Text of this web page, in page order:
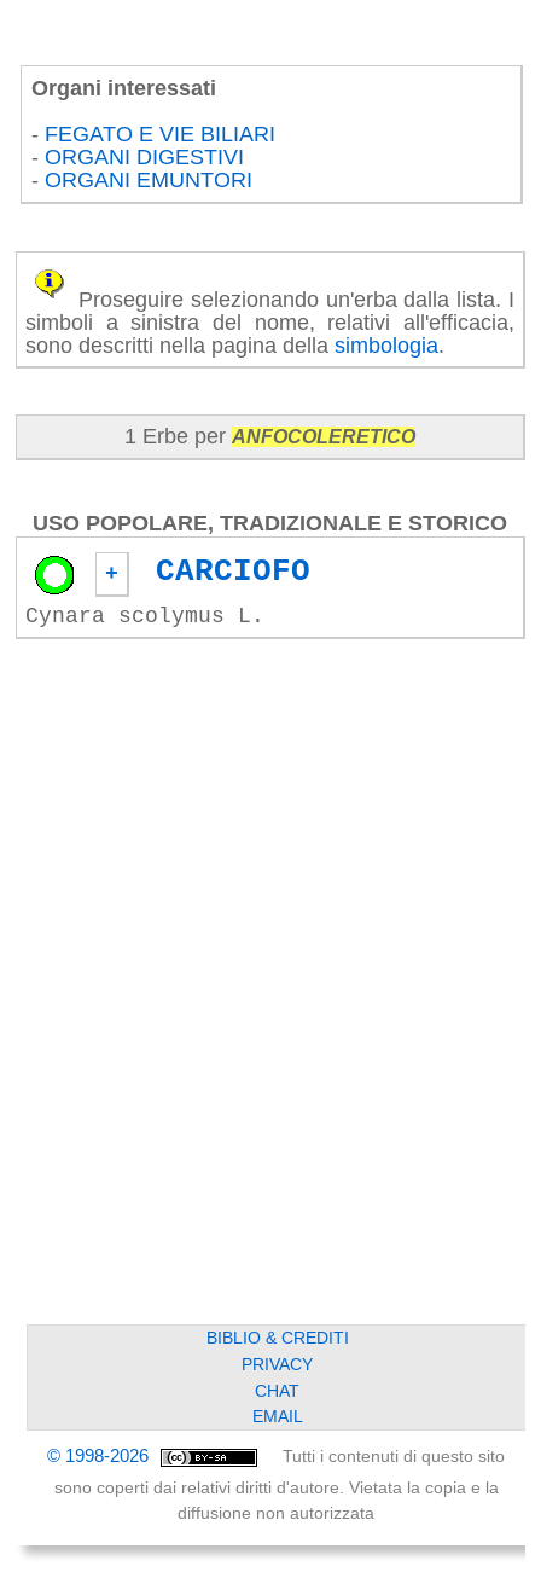
Organi interessati
- FEGATO E VIE BILIARI
-ORGANI DIGESTIVI
-ORGANI EMUNTORI
Proseguire selezionando un'erba dalla lista. I
simboli a sinistra del nome, relativi all'efficacia,
sono descritti nella pagina dellasimbologia.
1 Erbe per ANFOCOLERETICO
USO POPOLARE, TRADIZIONALE E STORICO
+ CARCIOFO
Cynara scolymus L.
BIBLIO & CREDITI
PRIVACY
CHAT
EMAIL
© 1998-2026
Tutti i contenuti di questo sito
sono coperti dai relativi diritti d'autore. Vietata la copia e la
diffusione non autorizzata